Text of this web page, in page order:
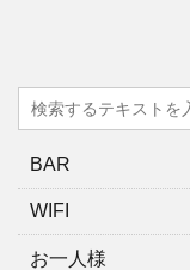
BAR
WIFI
お一人様